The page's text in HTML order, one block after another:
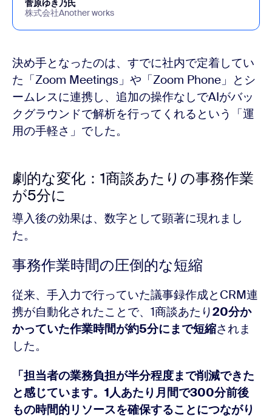
菅原ゆき乃氏
株式会社Another works
決め手となったのは、すでに社内で定着してい
た「Zoom Meetings」や「Zoom Phone」とシ
ームレスに連携し、追加の操作なしでAIがバッ
クグラウンドで解析を行ってくれるという「運
用の手軽さ」でした。
劇的な変化：1商談あたりの事務作業
が5分に
導入後の効果は、数字として顕著に現れまし
た。
事務作業時間の圧倒的な短縮
従来、手入力で行っていた議事録作成とCRM連
携が自動化されたことで、1商談あたり20分か
かっていた作業時間が約5分にまで短縮されま
した。
「担当者の業務負担が半分程度まで削減できた
と感じています。1人あたり月間で300分前後
もの時間的リソースを確保することにつながり